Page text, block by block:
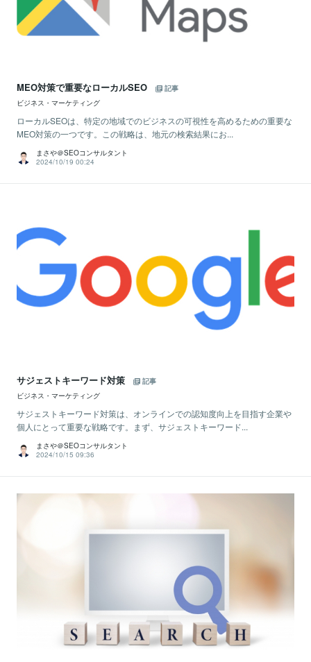
MEO対策で重要なローカルSEO
記事
ビジネス・マーケティング
ローカルSEOは、特定の地域でのビジネスの可視性を高めるための重要な
MEO対策の一つです。この戦略は、地元の検索結果にお...
まさや＠SEOコンサルタント
2024/10/19 00:24
サジェストキーワード対策
記事
ビジネス・マーケティング
サジェストキーワード対策は、オンラインでの認知度向上を目指す企業や
個人にとって重要な戦略です。まず、サジェストキーワード...
まさや＠SEOコンサルタント
2024/10/15 09:36